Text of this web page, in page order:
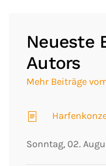
Neueste
Autors
Mehr Beiträge
Sonntag, 02.